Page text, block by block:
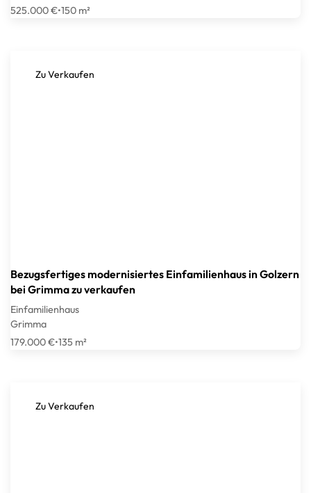
525.000 €•150 m²
Zu Verkaufen
Bezugsfertiges modernisiertes Einfamilienhaus in Golzern
bei Grimma zu verkaufen
Einfamilienhaus
Grimma
179.000 €•135 m²
Zu Verkaufen